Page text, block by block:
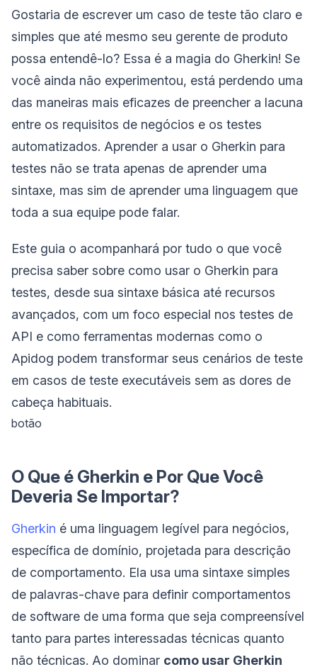
Gostaria de escrever um caso de teste tão claro e
simples que até mesmo seu gerente de produto
possa entendê-lo? Essa é a magia do Gherkin! Se
você ainda não experimentou, está perdendo uma
das maneiras mais eficazes de preencher a lacuna
entre os requisitos de negócios e os testes
automatizados. Aprender a usar o Gherkin para
testes não se trata apenas de aprender uma
sintaxe, mas sim de aprender uma linguagem que
toda a sua equipe pode falar.
Este guia o acompanhará por tudo o que você
precisa saber sobre como usar o Gherkin para
testes, desde sua sintaxe básica até recursos
avançados, com um foco especial nos testes de
API e como ferramentas modernas como o
Apidog podem transformar seus cenários de teste
em casos de teste executáveis sem as dores de
cabeça habituais.
botão
O Que é Gherkin e Por Que Você
Deveria Se Importar?
Gherkin é uma linguagem legível para negócios,
específica de domínio, projetada para descrição
de comportamento. Ela usa uma sintaxe simples
de palavras-chave para definir comportamentos
de software de uma forma que seja compreensível
tanto para partes interessadas técnicas quanto
não técnicas. Ao dominar como usar Gherkin